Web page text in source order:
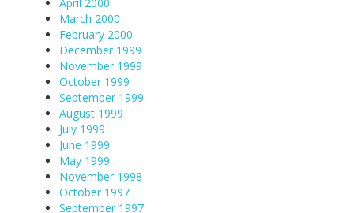
March 2000
February 2000
December 1999
November 1999
October 1999
September 1999
August 1999
July 1999
June 1999
May 1999
November 1998
October 1997
September 1997